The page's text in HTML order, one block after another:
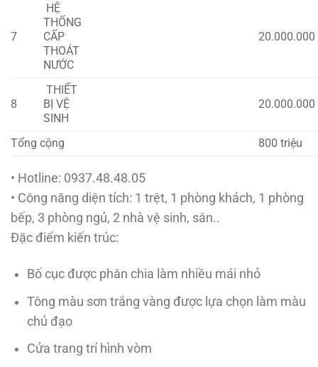
7
HỆ
THỐNG
CẤP
THOÁT
NƯỚC
20.000.000
8
THIẾT
BỊ VỆ
SINH
20.000.000
Tổng cộng 800 triệu
• Hotline: 0937.48.48.05
• Công năng diện tích: 1 trệt, 1 phòng khách, 1 phòng
bếp, 3 phòng ngủ, 2 nhà vệ sinh, sân..
Đặc điểm kiến trúc:
Bố cục được phân chia làm nhiều mái nhỏ
Tông màu sơn trắng vàng được lựa chọn làm màu
chủ đạo
Cửa trang trí hình vòm